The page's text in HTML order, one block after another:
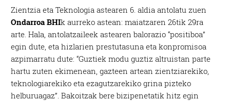
Zientzia eta Teknologia astearen 6. aldia antolatu zuen
Ondarroa BHIk aurreko astean: maiatzaren 26tik 29ra
arte. Hala, antolatzaileek astearen balorazio “positiboa”
egin dute, eta hizlarien prestutasuna eta konpromisoa
azpimarratu dute: “Guztiek modu guztiz altruistan parte
hartu zuten ekimenean, gazteen artean zientziarekiko,
teknologiarekiko eta ezagutzarekiko grina pizteko
helburuagaz”. Bakoitzak bere bizipenetatik hitz egin